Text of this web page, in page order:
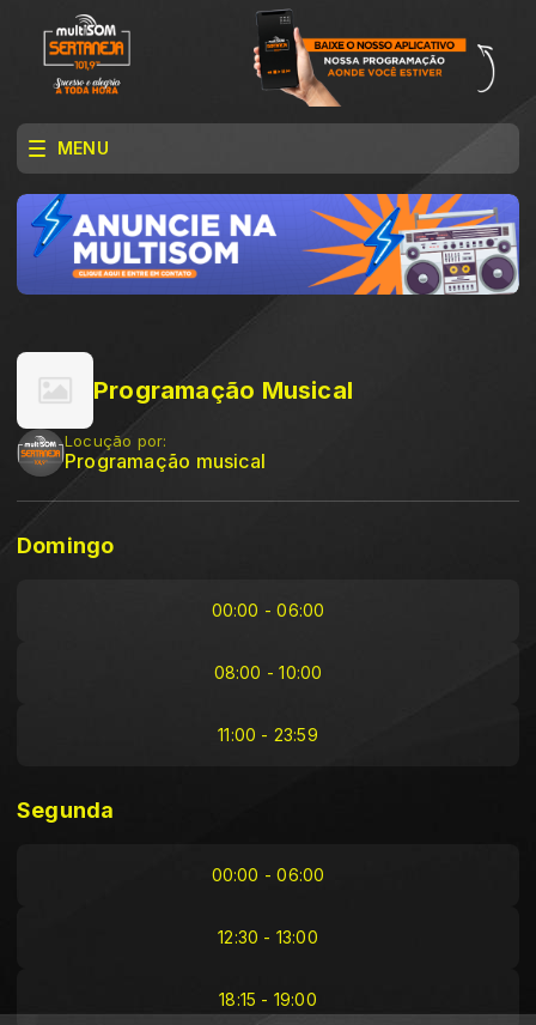
MENU
Programação Musical
Locução por:
Programação musical
Domingo
00:00 - 06:00
08:00 - 10:00
11:00 - 23:59
Segunda
00:00 - 06:00
12:30 - 13:00
18:15 - 19:00